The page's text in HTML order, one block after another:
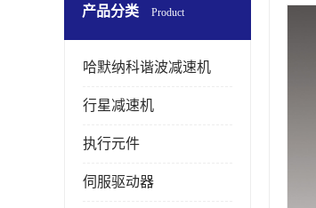
产品分类 Product
哈默纳科谐波减速机
行星减速机
执行元件
伺服驱动器